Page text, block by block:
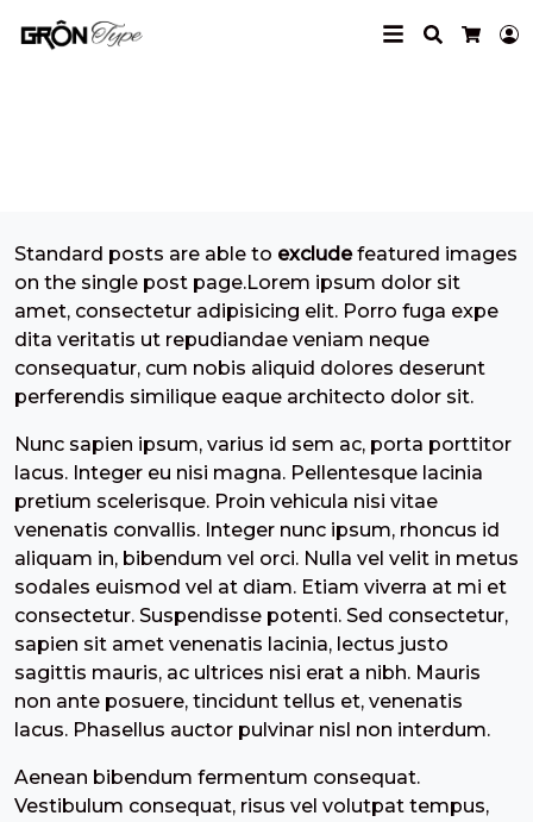
Search
Standard posts are able to excludefeatured images
on the single post page.Lorem ipsum dolor sit
amet, consectetur adipisicing elit. Porro fuga expe
dita veritatis ut repudiandae veniam neque
consequatur, cum nobis aliquid dolores deserunt
perferendis similique eaque architecto dolor sit.
Nunc sapien ipsum, varius id sem ac, porta porttitor
lacus. Integer eu nisi magna. Pellentesque lacinia
pretium scelerisque. Proin vehicula nisi vitae
venenatis convallis. Integer nunc ipsum, rhoncus id
aliquam in, bibendum vel orci. Nulla vel velit in metus
sodales euismod vel at diam. Etiam viverra at mi et
consectetur. Suspendisse potenti. Sed consectetur,
sapien sit amet venenatis lacinia, lectus justo
sagittis mauris, ac ultrices nisi erat a nibh. Mauris
non ante posuere, tincidunt tellus et, venenatis
lacus. Phasellus auctor pulvinar nisl non interdum.
Aenean bibendum fermentum consequat.
Vestibulum consequat, risus vel volutpat tempus,